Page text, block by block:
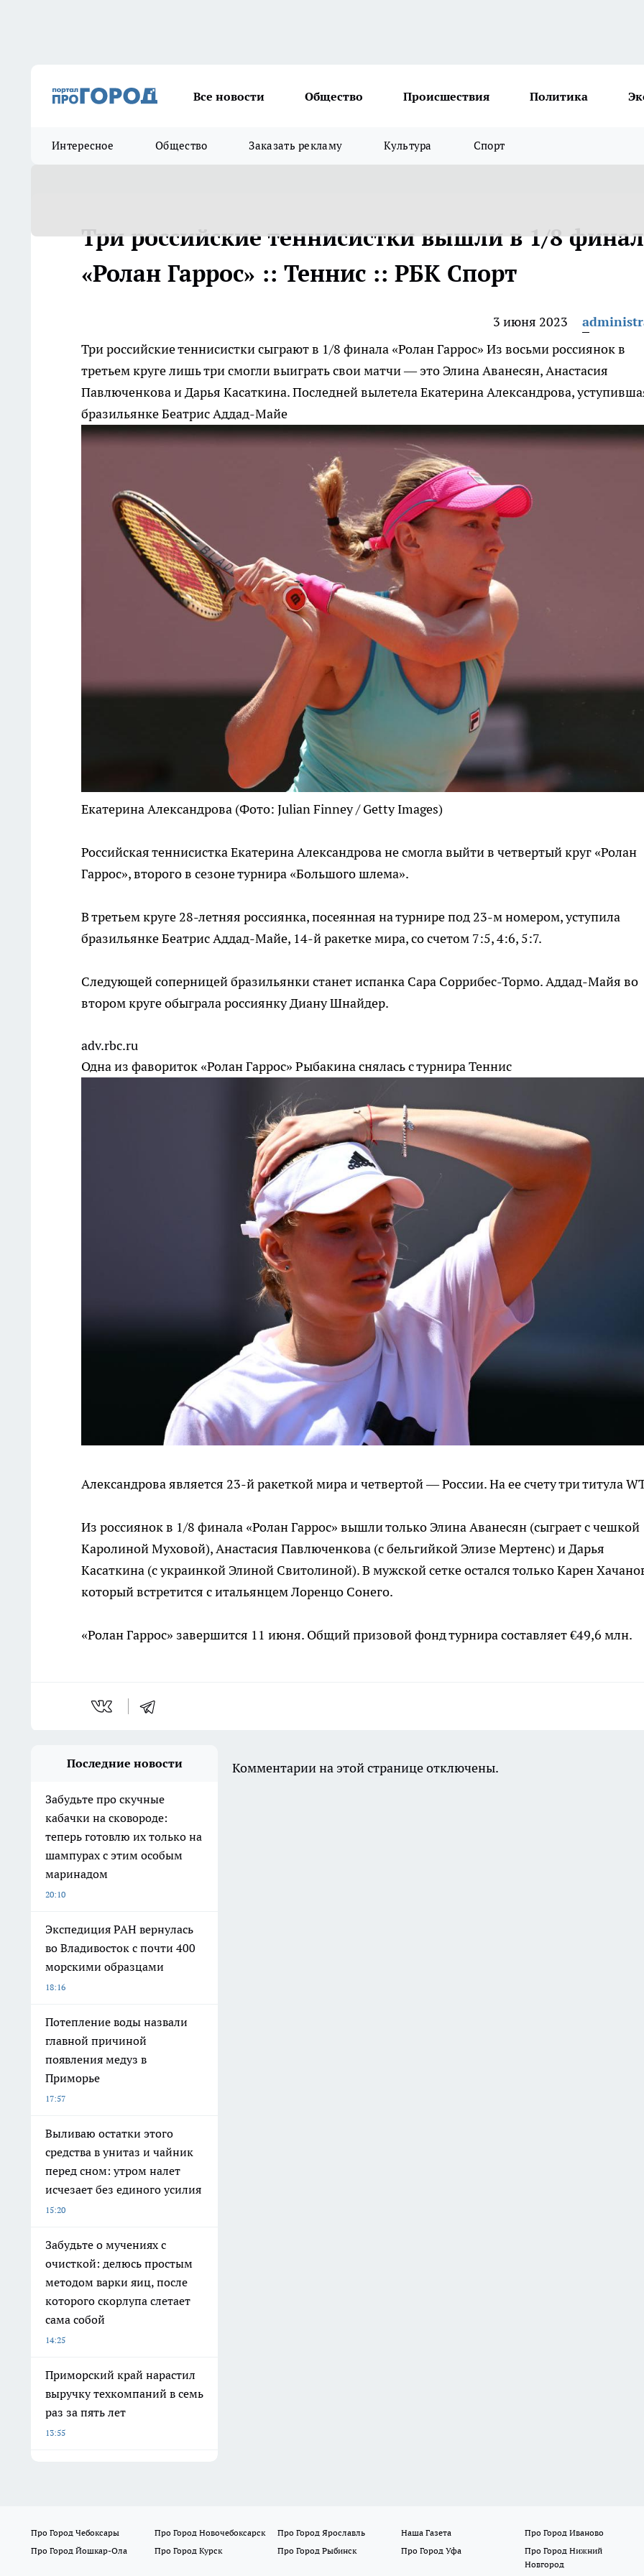
Все новости Общество Происшествия Политика
Интересное Общество Заказать рекламу Культура Спорт
Три российские теннисистки вышли в 1/8
«Ролан Гаррос» :: Теннис :: РБК Спорт
3 июня 2023
Три российские теннисистки сыграют в 1/8 финала «Ролан Гаррос» Из восьми россиянок в
третьем круге лишь три смогли выиграть свои матчи — это Элина Аванесян, Анастасия
Павлюченкова и Дарья Касаткина. Последней вылетела Екатерина Александрова,
бразильянке Беатрис Аддад-Майе
Екатерина Александрова (Фото: Julian Finney / Getty Images)
Российская теннисистка Екатерина Александрова не смогла выйти в четвертый круг «Ролан
Гаррос», второго в сезоне турнира «Большого шлема».
В третьем круге 28-летняя россиянка, посеянная на турнире под 23-м номером, уступила
бразильянке Беатрис Аддад-Майе, 14-й ракетке мира, со счетом 7:5, 4:6, 5:7.
Следующей соперницей бразильянки станет испанка Сара Соррибес-Тормо. Аддад-Майя во
втором круге обыграла россиянку Диану Шнайдер.
adv.rbc.ru
Одна из фавориток «Ролан Гаррос» Рыбакина снялась с турнираТеннис
Александрова является 23-й ракеткой мира и четвертой — России. На ее счету три титула
Из россиянок в 1/8 финала «Ролан Гаррос» вышли только Элина Аванесян (сыграет с чешкой
Каролиной Муховой), Анастасия Павлюченкова (с бельгийкой Элизе Мертенс) и Дарья
Касаткина (с украинкой Элиной Свитолиной). В мужской сетке остался только Карен
который встретится с итальянцем Лоренцо Сонего.
«Ролан Гаррос» завершится 11 июня. Общий призовой фонд турнира составляет €49,6 млн.
Последние новости
Забудьте про скучные
кабачки на сковороде:
теперь готовлю их только на
шампурах с этим особым
маринадом
20:10
Экспедиция РАН вернулась
во Владивосток с почти 400
морскими образцами
18:16
Потепление воды назвали
главной причиной
появления медуз в
Приморье
17:57
Выливаю остатки этого
средства в унитаз и чайник
перед сном: утром налет
исчезает без единого усилия
15:20
Забудьте о мучениях с
очисткой: делюсь простым
методом варки яиц, после
которого скорлупа слетает
сама собой
14:25
Приморский край нарастил
выручку техкомпаний в семь
раз за пять лет
13:55
Комментарии на этой странице отключены.
Про Город Чебоксары Про Город Новочебоксарск Про Город Ярославль Наша Газета
Про Город Иваново
Про Город Йошкар-Ола
Про Город Курск Про Город Рыбинск Про Город Уфа
Про Город Нижний
Новгород